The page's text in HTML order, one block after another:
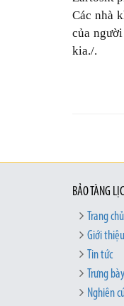
Các nhà
của
kia./.
BẢO TÀNG
Trang chủ
Giới thiệu
Tin tức
Trưng bày
Nghiên